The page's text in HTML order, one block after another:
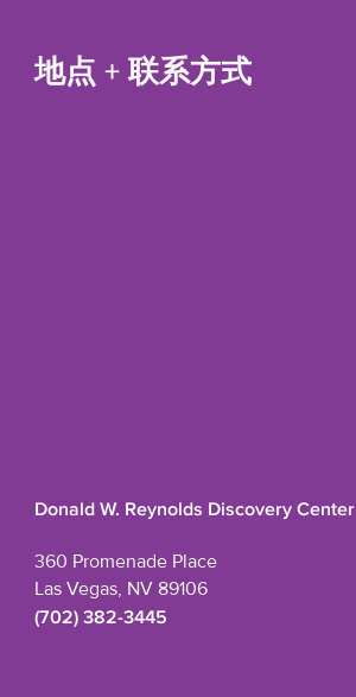
地点 + 联系方式
Donald W. Reynolds Discovery Center
360 Promenade Place
Las Vegas, NV 89106
(702) 382-3445